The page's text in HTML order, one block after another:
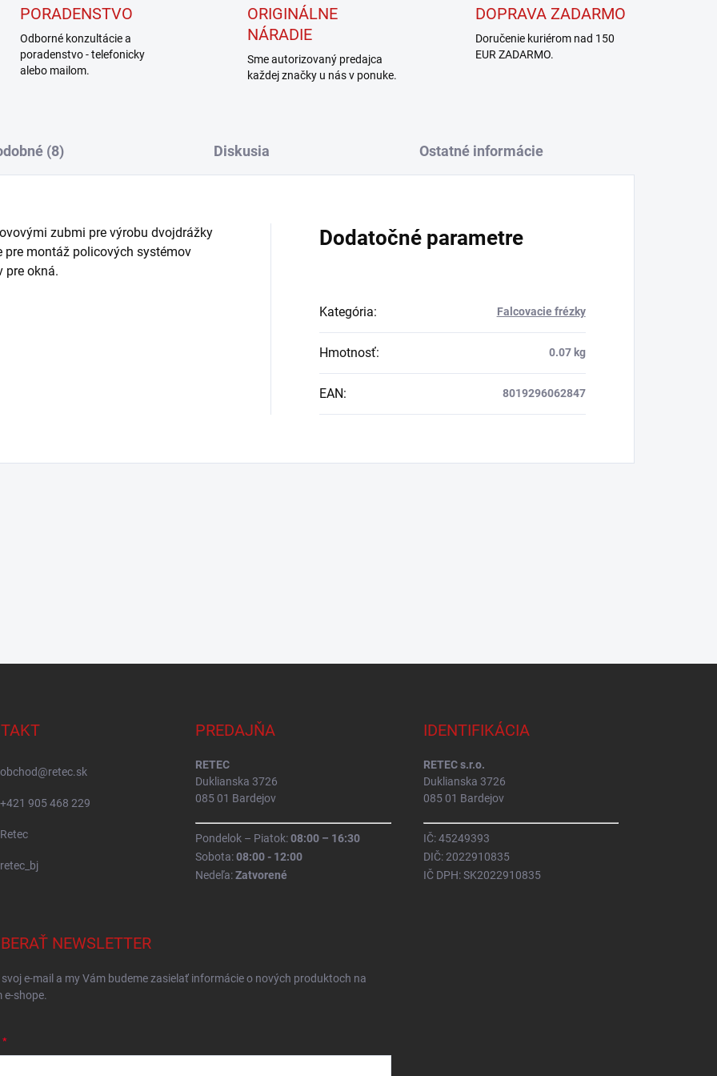
PORADENSTVO
Odborné konzultácie a
poradenstvo - telefonicky
alebo mailom.
ORIGINÁLNE
NÁRADIE
Sme autorizovaný predajca
každej značky u nás v ponuke.
DOPRAVA ZADARMO
Doručenie kuriérom nad 150
EUR ZADARMO.
(8) Diskusia Ostatné informácie
zubmi pre výrobu dvojdrážky
pre montáž policových systémov
pre okná.
Dodatočné parametre
Kategória: Falcovacie frézky
Hmotnosť: 0.07 kg
EAN: 8019296062847
obchod@retec.sk
+421 905 468 229
Retec
retec_bj
PREDAJŇA
RETEC
Duklianska 3726
085 01 Bardejov
Pondelok – Piatok:08:00 – 16:30
Sobota:08:00 - 12:00
Nedeľa:Zatvorené
IDENTIFIKÁCIA
RETEC s.r.o.
Duklianska 3726
085 01 Bardejov
IČ: 45249393
DIČ: 2022910835
IČ DPH: SK2022910835
NEWSLETTER
e-mail a my Vám budeme zasielať informácie o nových produktoch na
e-shope.